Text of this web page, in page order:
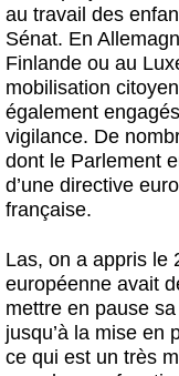
au travail des
Sénat. En
Finlande ou au
mobilisation
également
vigilance. De
dont le Parlement
d’une directive
française.
Las, on a appris le
européenne avait
mettre en pause
jusqu’à la mise en
ce qui est un très